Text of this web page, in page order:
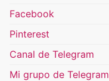
Facebook
Pinterest
Canal de Telegram
Mi grupo de Telegram